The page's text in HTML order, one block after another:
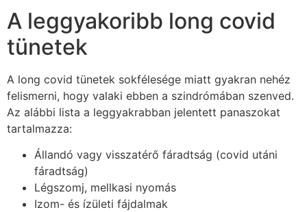
A leggyakoribb long covid
tünetek
A long covid tünetek sokfélesége miatt gyakran nehéz
felismerni, hogy valaki ebben a szindrómában szenved.
Az alábbi lista a leggyakrabban jelentett panaszokat
tartalmazza:
Állandó vagy visszatérő fáradtság (covid utáni
fáradtság)
Légszomj, mellkasi nyomás
Izom- és ízületi fájdalmak